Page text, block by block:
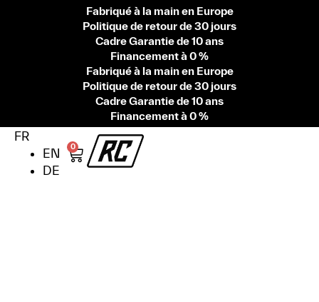
Fabriqué à la main en Europe
Politique de retour de 30 jours
Cadre Garantie de 10 ans
Financement à 0 %
Fabriqué à la main en Europe
Politique de retour de 30 jours
Cadre Garantie de 10 ans
Financement à 0 %
FR
EN
DE
0